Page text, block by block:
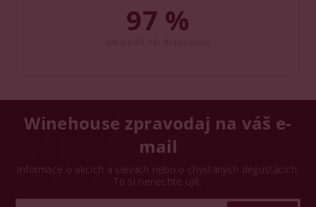
97 %
Winehouse zpravodaj na váš e-
mail
Informace o akcích a slevách nebo o chystaných degustacích.
To si nenechte ujít.